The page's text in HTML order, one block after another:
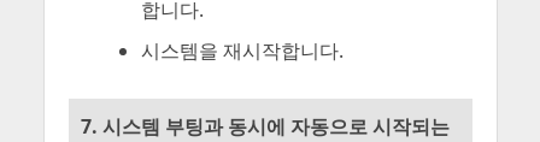
합니다.
시스템을 재시작합니다.
7. 시스템 부팅과 동시에 자동으로 시작되는